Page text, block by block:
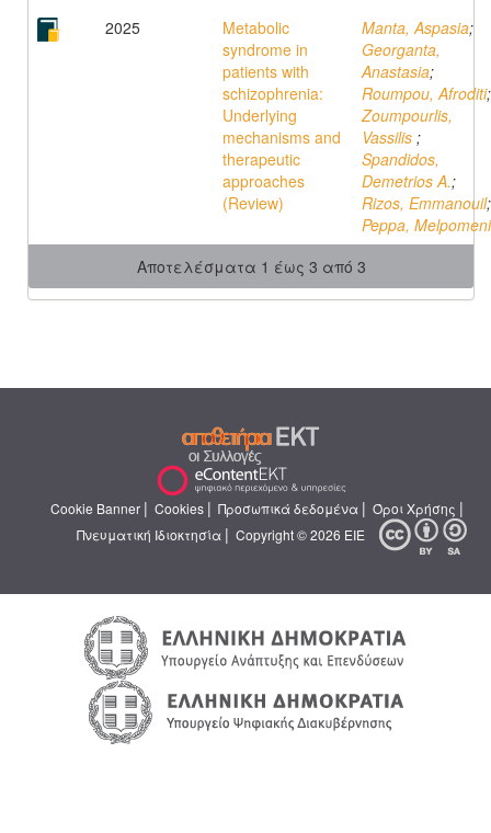
2025
Metabolic
syndrome in
patients with
schizophrenia:
Underlying
mechanisms and
therapeutic
approaches
(Review)
Manta, Aspasia;
Georganta,
Anastasia;
Roumpou, Afroditi;
Zoumpourlis,
Vassilis ;
Spandidos,
Demetrios A.;
Rizos, Emmanouil;
Peppa, Melpomeni
Αποτελέσματα 1 έως 3 από 3
Cookie Banner | Cookies | Προσωπικά δεδομένα | Όροι Χρήσης |
Πνευματική Ιδιοκτησία | Copyright © 2026 ΕΙΕ